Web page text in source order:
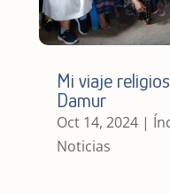
Mi viaje
Damur
Oct 14, 2024|
Noticias